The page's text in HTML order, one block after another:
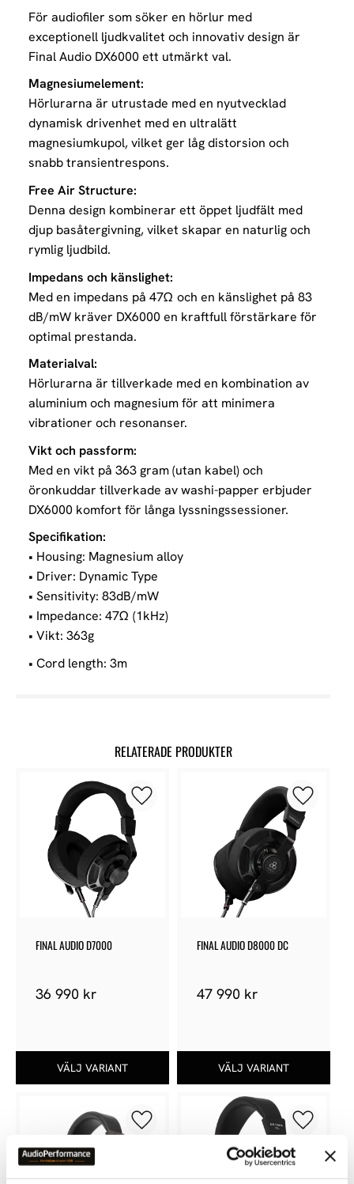
För audiofiler som söker en hörlur med
exceptionell ljudkvalitet och innovativ design är
Final Audio DX6000 ett utmärkt val.
Magnesiumelement:
Hörlurarna är utrustade med en nyutvecklad
dynamisk drivenhet med en ultralätt
magnesiumkupol, vilket ger låg distorsion och
snabb transientrespons.
Free Air Structure:
Denna design kombinerar ett öppet ljudfält med
djup basåtergivning, vilket skapar en naturlig och
rymlig ljudbild.
Impedans och känslighet:
Med en impedans på 47Ω och en känslighet på 83
dB/mW kräver DX6000 en kraftfull förstärkare för
optimal prestanda.
Materialval:
Hörlurarna är tillverkade med en kombination av
aluminium och magnesium för att minimera
vibrationer och resonanser.
Vikt och passform:
Med en vikt på 363 gram (utan kabel) och
öronkuddar tillverkade av washi-papper erbjuder
DX6000 komfort för långa lyssningssessioner.
Specifikation:
• Housing: Magnesium alloy
• Driver: Dynamic Type
• Sensitivity: 83dB/mW
• Impedance: 47Ω (1kHz)
• Vikt: 363g
• Cord length: 3m
RELATERADE PRODUKTER
FINAL AUDIO D7000
36 990 kr
Lägg till i favoriter
FINAL AUDIO D8000 DC
47 990 kr
Lägg till
Lägg till i favoriter Lägg till